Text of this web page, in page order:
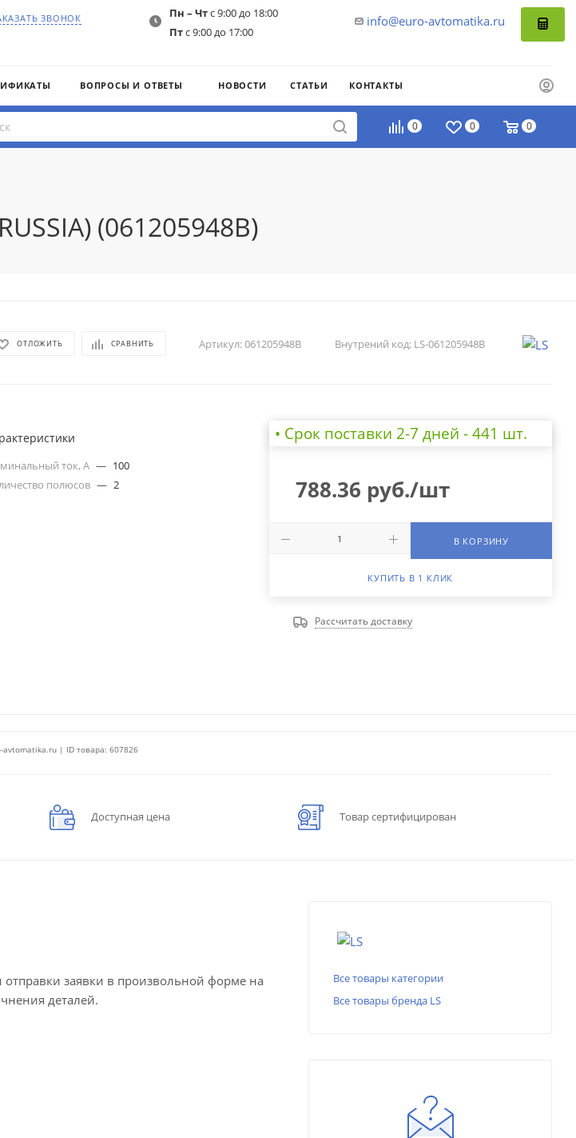
ЗВОНОК info@euro-avtomatika.ru
Пн – Чтс 9:00 до 18:00
Птс 9:00 до 17:00
ВОПРОСЫ И ОТВЕТЫ НОВОСТИ СТАТЬИ КОНТАКТЫ
0 0 0
(061205948B)
ОТЛОЖИТЬ СРАВНИТЬ Артикул:061205948B Внутрений код: LS-061205948B
ток, А — 100
полюсов — 2
• Cрок поставки 2-7 дней - 441 шт.
788.36 руб./шт
В КОРЗИНУ
КУПИТЬ В 1 КЛИК
Рассчитать доставку
avtomatika.ru | ID товара: 607826
Доступная цена Товар сертифицирован
отправки заявки в произвольной форме на
деталей.
Все товары категории
Все товары бренда LS